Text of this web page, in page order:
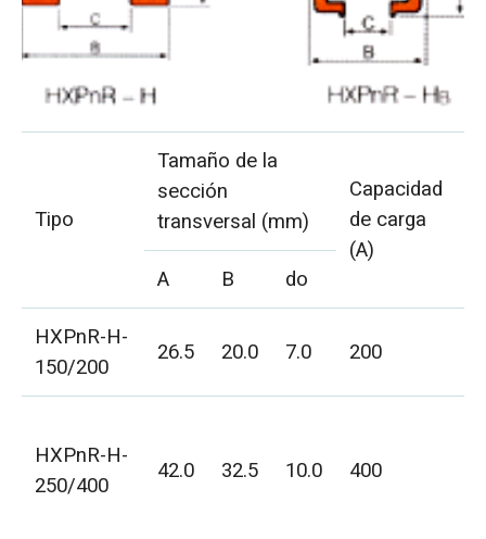
Tipo
Tamaño de la
sección
transversal (mm)
Capacidad
de carga
(A)
A B
do
HXPnR-H-
150/200
26.5 20.0 7.0 200
HXPnR-H-
250/400
42.0 32.5 10.0 400